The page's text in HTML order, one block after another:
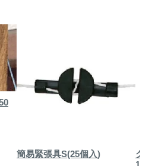
簡易緊張具S(25個入)
グ